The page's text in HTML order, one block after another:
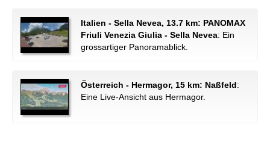
Italien - Sella Nevea, 13.7 km: PANOMAX
Friuli Venezia Giulia - Sella Nevea: Ein
grossartiger Panoramablick.
Österreich - Hermagor, 15 km: Naßfeld:
Eine Live-Ansicht aus Hermagor.